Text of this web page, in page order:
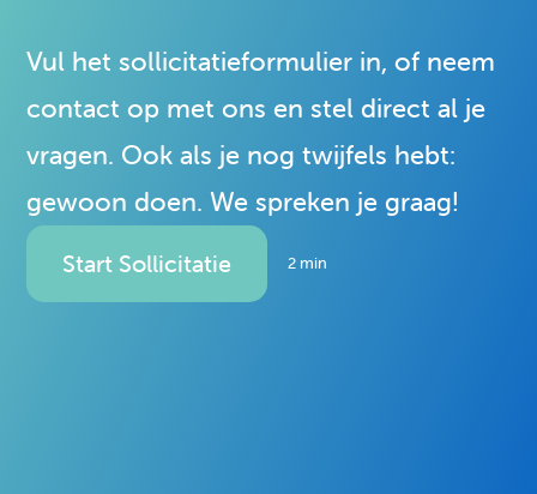
Vul het sollicitatieformulier in, of neem
contact op met ons en stel direct al je
vragen. Ook als je nog twijfels hebt:
gewoon doen. We spreken je graag!
2 min
Start Sollicitatie
Voornaam
Telefoonnummer
Email
Opmerking
Hoe ben je met ons voor het eerst in
contact gekomen?